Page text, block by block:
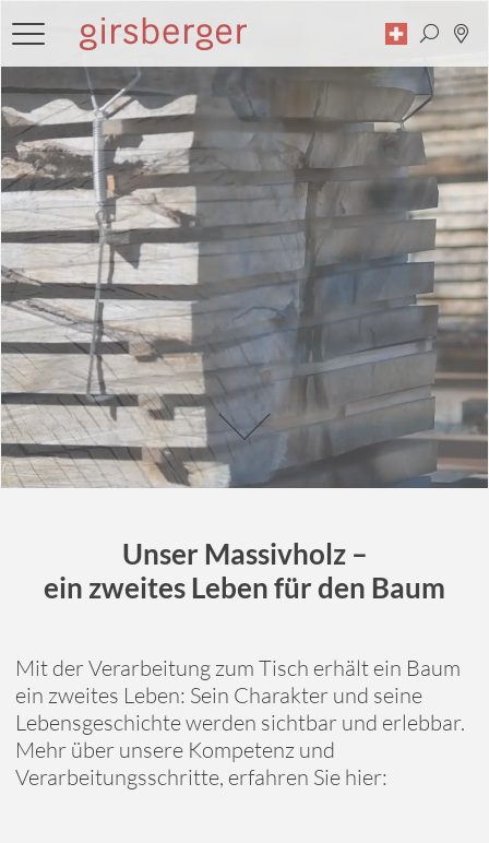
Suche
Unser Massivholz –
ein zweites Leben für den Baum
Mit der Verarbeitung zum Tisch erhält ein Baum
ein zweites Leben: Sein Charakter und seine
Lebensgeschichte werden sichtbar und erlebbar.
Mehr über unsere Kompetenz und
Verarbeitungsschritte, erfahren Sie hier: